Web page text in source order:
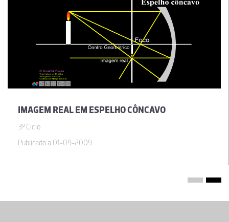
IMAGEM REAL EM ESPELHO CÔNCAVO
3º Ciclo
Publicado a 01-09-2009